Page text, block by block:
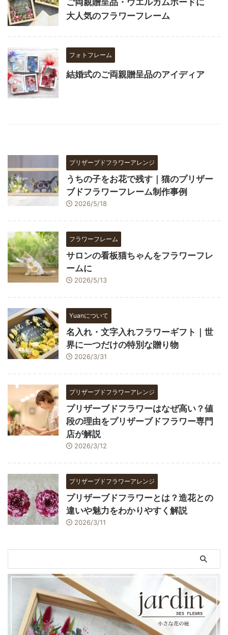
ご両親贈呈品・ウエルカムボードに
大人気のフラワーフレーム
フォトフレーム
結婚式のご両親贈呈品のアイディア
プリザーブドフラワーアレンジ
うちの子をお花で残す｜猫のプリザー
ブドフラワーフレーム制作事例
2026/5/18
フラワーフレーム
サロンの看板猫ちゃんをフラワーフレ
ームに
2026/5/13
Yuanについて
名入れ・文字入れフラワーギフト｜世
界に一つだけの特別な贈り物
2026/3/31
プリザーブドフラワーアレンジ
プリザーブドフラワーはなぜ高い？値
段の理由をプリザーブドフラワー専門
店が解説
2026/3/12
プリザーブドフラワーアレンジ
プリザーブドフラワーとは？造花との
違いや魅力をわかりやすく解説
2026/3/11